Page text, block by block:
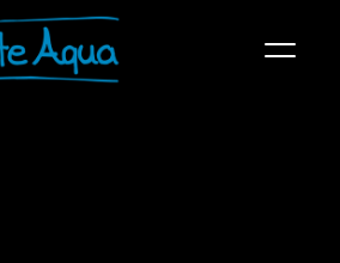
SPEISEKARTE
ÜBER UNS